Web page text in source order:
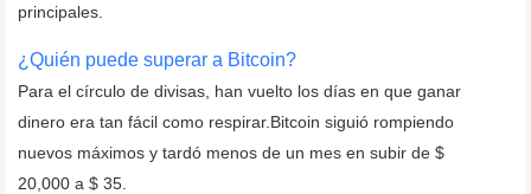
principales.
¿Quién puede superar a Bitcoin?
Para el círculo de divisas, han vuelto los días en que ganar
dinero era tan fácil como respirar.Bitcoin siguió rompiendo
nuevos máximos y tardó menos de un mes en subir de $
20,000 a $ 35.